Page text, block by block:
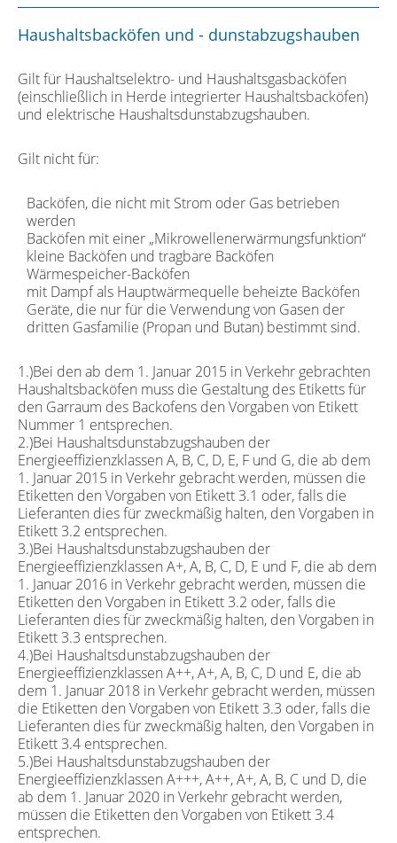
Haushaltsbacköfen und - dunstabzugshauben
Gilt für Haushaltselektro- und Haushaltsgasbacköfen
(einschließlich in Herde integrierter Haushaltsbacköfen)
und elektrische Haushaltsdunstabzugshauben.
Gilt nicht für:
Backöfen, die nicht mit Strom oder Gas betrieben
werden
Backöfen mit einer „Mikrowellenerwärmungsfunktion“
kleine Backöfen und tragbare Backöfen
Wärmespeicher-Backöfen
mit Dampf als Hauptwärmequelle beheizte Backöfen
Geräte, die nur für die Verwendung von Gasen der
dritten Gasfamilie (Propan und Butan) bestimmt sind.
1.)Bei den ab dem 1. Januar 2015 in Verkehr gebrachten
Haushaltsbacköfen muss die Gestaltung des Etiketts für
den Garraum des Backofens den Vorgaben von Etikett
Nummer 1 entsprechen.
2.)Bei Haushaltsdunstabzugshauben der
Energieeffizienzklassen A, B, C, D, E, F und G, die ab dem
1. Januar 2015 in Verkehr gebracht werden, müssen die
Etiketten den Vorgaben von Etikett 3.1 oder, falls die
Lieferanten dies für zweckmäßig halten, den Vorgaben in
Etikett 3.2 entsprechen.
3.)Bei Haushaltsdunstabzugshauben der
Energieeffizienzklassen A+, A, B, C, D, E und F, die ab dem
1. Januar 2016 in Verkehr gebracht werden, müssen die
Etiketten den Vorgaben in Etikett 3.2 oder, falls die
Lieferanten dies für zweckmäßig halten, den Vorgaben in
Etikett 3.3 entsprechen.
4.)Bei Haushaltsdunstabzugshauben der
Energieeffizienzklassen A++, A+, A, B, C, D und E, die ab
dem 1. Januar 2018 in Verkehr gebracht werden, müssen
die Etiketten den Vorgaben von Etikett 3.3 oder, falls die
Lieferanten dies für zweckmäßig halten, den Vorgaben in
Etikett 3.4 entsprechen.
5.)Bei Haushaltsdunstabzugshauben der
Energieeffizienzklassen A+++, A++, A+, A, B, C und D, die
ab dem 1. Januar 2020 in Verkehr gebracht werden,
müssen die Etiketten den Vorgaben von Etikett 3.4
entsprechen.